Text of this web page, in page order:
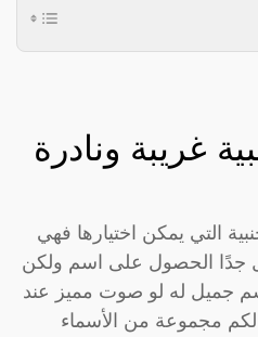
غريبة ونادرة
التي يمكن اختيارها فهي
جدًا الحصول على اسم ولكن
جميل له لو صوت مميز عند
لكم مجموعة من الأسماء